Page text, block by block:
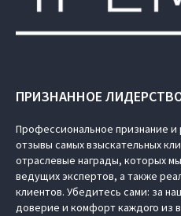
ПРИЗНАННОЕ ЛИДЕРСТВО
Профессиональное признание
отзывы самых взыскательных
отраслевые награды, которых
ведущих экспертов, а также
клиентов. Убедитесь сами: за
доверие и комфорт каждого из